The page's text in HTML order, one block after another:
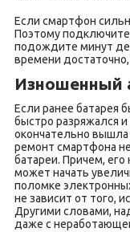
Если смартфон
Поэтому
подождите минут
времени
Изношенный
Если ранее батарея
быстро разряжался
окончательно вышла
ремонт смартфона
батареи. Причем, его
может начать
поломке
не зависит от того,
Другими словами,
даже с